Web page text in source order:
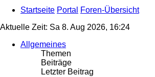
Startseite Portal Foren-Übersicht
Aktuelle Zeit: Sa 8. Aug 2026, 16:24
Allgemeines
Themen
Beiträge
Letzter Beitrag